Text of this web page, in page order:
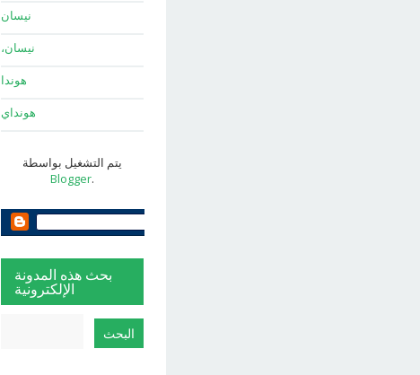
نيسان
نيسان،
هوندا
هونداي
يتم التشغيل بواسطة
Blogger.
بحث هذه المدونة
الإلكترونية